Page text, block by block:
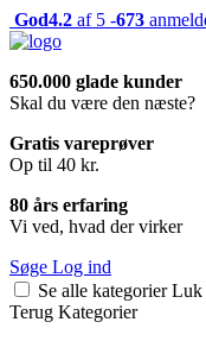
God4.2 af 5 -673
650.000 glade kunder
Skal du være den næste?
Gratis vareprøver
Op til 40 kr.
80 års erfaring
Vi ved, hvad der virker
Søge Log ind
Se alle kategorier Luk
Terug Kategorier